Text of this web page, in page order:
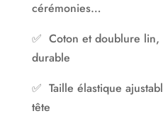
cérémonies…
✅ Coton et doublure lin,
durable
✅ Taille élastique
tête